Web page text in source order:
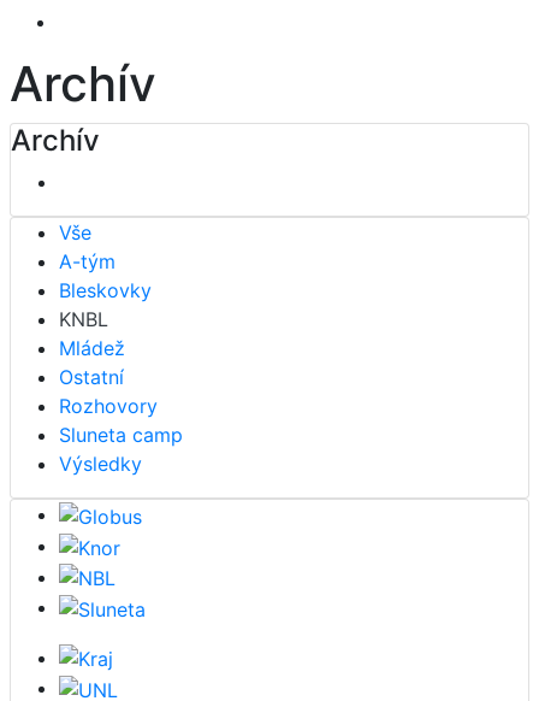
Archív
Archív
Vše
A-tým
Bleskovky
KNBL
Mládež
Ostatní
Rozhovory
Sluneta camp
Výsledky